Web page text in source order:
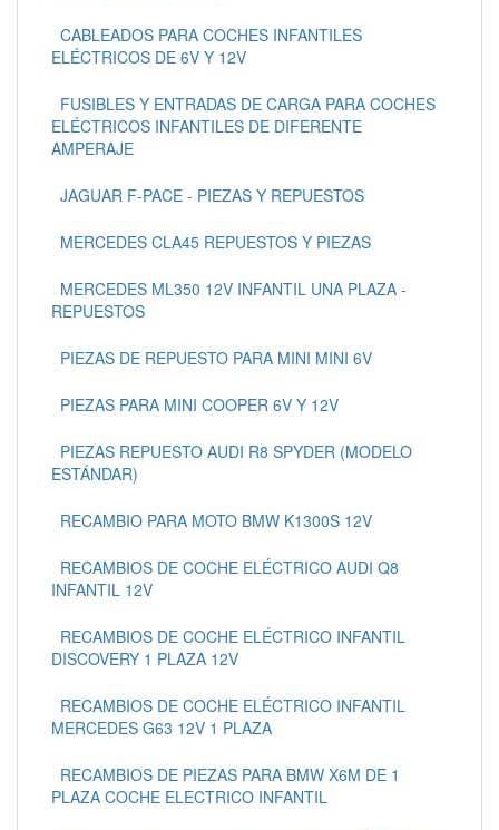
CABLEADOS PARA COCHES INFANTILES
ELÉCTRICOS DE 6V Y 12V
FUSIBLES Y ENTRADAS DE CARGA PARA COCHES
ELÉCTRICOS INFANTILES DE DIFERENTE
AMPERAJE
JAGUAR F-PACE - PIEZAS Y REPUESTOS
MERCEDES CLA45 REPUESTOS Y PIEZAS
MERCEDES ML350 12V INFANTIL UNA PLAZA -
REPUESTOS
PIEZAS DE REPUESTO PARA MINI MINI 6V
PIEZAS PARA MINI COOPER 6V Y 12V
PIEZAS REPUESTO AUDI R8 SPYDER (MODELO
ESTÁNDAR)
RECAMBIO PARA MOTO BMW K1300S 12V
RECAMBIOS DE COCHE ELÉCTRICO AUDI Q8
INFANTIL 12V
RECAMBIOS DE COCHE ELÉCTRICO INFANTIL
DISCOVERY 1 PLAZA 12V
RECAMBIOS DE COCHE ELÉCTRICO INFANTIL
MERCEDES G63 12V 1 PLAZA
RECAMBIOS DE PIEZAS PARA BMW X6M DE 1
PLAZA COCHE ELECTRICO INFANTIL